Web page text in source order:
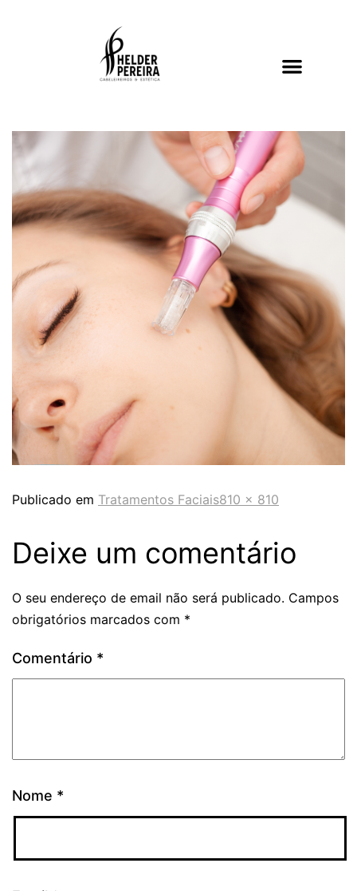
Publicado em Tratamentos Faciais810 × 810
Deixe um comentário
O seu endereço de email não será publicado. Campos
obrigatórios marcados com *
Comentário *
Nome *